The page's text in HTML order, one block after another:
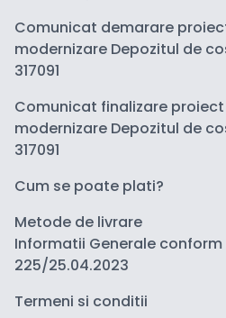
Comunicat demarare
modernizare Depozitul de
317091
Comunicat finalizare
modernizare Depozitul de
317091
Cum se poate plati?
Metode de livrare
Informatii Generale conform
225/25.04.2023
Termeni si conditii